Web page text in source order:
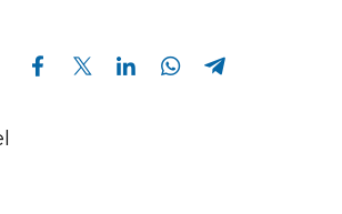
Compartir en Facebook Compartir en Twitter Compartir en Linkedin Compartir en Whatsapp